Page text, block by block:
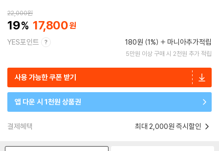
22,000원
19 17,800
YES포인트 180원 (1%) 마니아추가적립
5만원 이상 구매 시 2천원 추가 적립
사용 가능한 쿠폰 받기
앱 다운 시 1천원 상품권
결제혜택 최대 2,000원 즉시할인